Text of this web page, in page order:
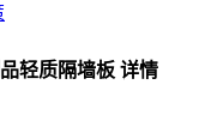
轻质隔墙板 详情